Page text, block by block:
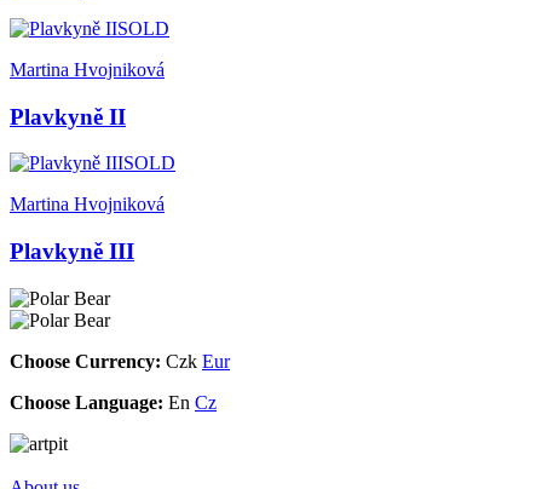
SOLD
Martina Hvojniková
Plavkyně II
SOLD
Martina Hvojniková
Plavkyně III
Choose Currency: Czk Eur
Choose Language: En Cz